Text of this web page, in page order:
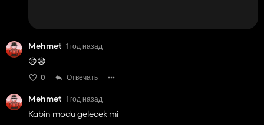
Mehmet 1 год назад
😢😪
0 Отвечать
Mehmet 1 год назад
Kabin modu gelecek mi